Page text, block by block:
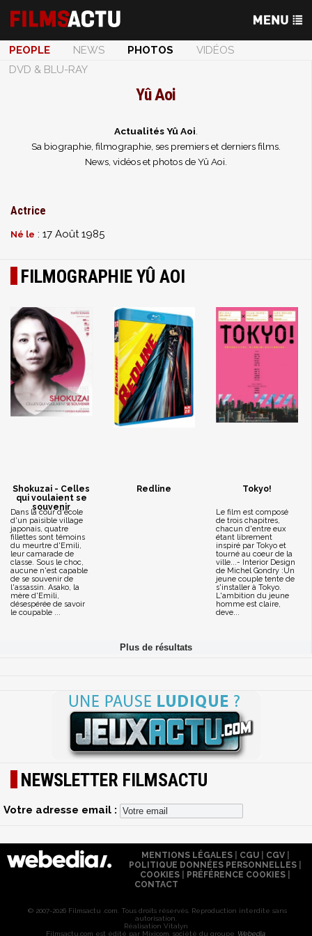
PEOPLE NEWS PHOTOS
VIDÉOS
DVD & BLU-RAY
Yû Aoi
Actualités Yû Aoi
Sa biographie, filmographie, ses premiers et derniers films.
News, vidéos et photos de Yû Aoi.
Actrice
Né le : 17 Août 1985
FILMOGRAPHIE YÛ AOI
Shokuzai - Celles
qui voulaient se
souvenir
Dans la cour d'école
d'un paisible village
japonais, quatre
fillettes sont témoins
du meurtre d'Emili,
leur camarade de
classe. Sous le choc,
aucune n'est capable
de se souvenir de
l'assassin. Asako, la
mère d'Emili,
désespérée de savoir
le coupable ...
Redline Tokyo!
Le film est composé
de trois chapitres,
chacun d'entre eux
étant librement
inspiré par Tokyo et
tourné au coeur de la
ville...- Interior Design
de Michel Gondry :Un
jeune couple tente de
s'installer à Tokyo.
L'ambition du jeune
homme est claire,
deve...
NEWSLETTER FILMSACTU
Votre adresse email :
MENTIONS LÉGALES| CGU| CGV|
POLITIQUE DONNÉES PERSONNELLES
COOKIES
PRÉFÉRENCE COOKIES
CONTACT
© 2007-2026 Filmsactu .com. Tous droits réservés. Reproduction interdite sans
autorisation.
Réalisation Vitalyn
Filmsactu .com est édité par Mixicom, société du groupe Webedia.